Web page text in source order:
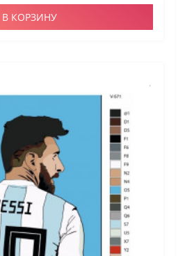
В КОРЗИНУ